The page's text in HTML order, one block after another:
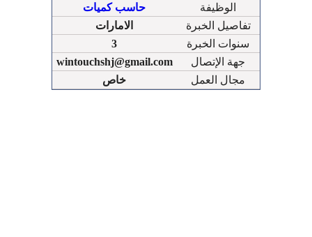
حاسب كميات
الوظيفة
الامارات
تفاصيل الخبرة
3
سنوات الخبرة
wintouchshj@gmail.com
جهة الإتصال
خاص
مجال العمل